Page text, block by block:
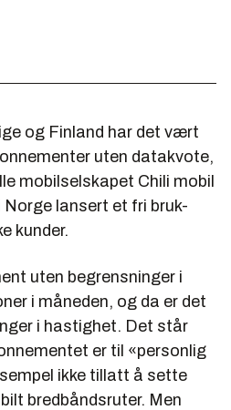
og Finland har det vært
uten datakvote,
mobilselskapet Chili mobil
lansert et fri bruk-
kunder.
uten begrensninger i
i måneden, og da er det
i hastighet. Det står
er til «personlig
ikke tillatt å sette
bredbåndsruter. Men